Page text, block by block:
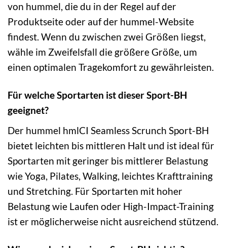
von hummel, die du in der Regel auf der
Produktseite oder auf der hummel-Website
findest. Wenn du zwischen zwei Größen liegst,
wähle im Zweifelsfall die größere Größe, um
einen optimalen Tragekomfort zu gewährleisten.
Für welche Sportarten ist dieser Sport-BH
geeignet?
Der hummel hmlCI Seamless Scrunch Sport-BH
bietet leichten bis mittleren Halt und ist ideal für
Sportarten mit geringer bis mittlerer Belastung
wie Yoga, Pilates, Walking, leichtes Krafttraining
und Stretching. Für Sportarten mit hoher
Belastung wie Laufen oder High-Impact-Training
ist er möglicherweise nicht ausreichend stützend.